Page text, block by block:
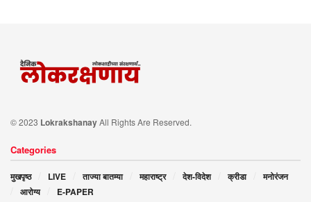
© 2023 LokrakshanayAll Rights Are Reserved.
Categories
मुखपृष्ठ LIVE ताज्या बातम्या महाराष्ट्र देश-विदेश क्रीडा
मनोरंजन
आरोग्य
E-PAPER